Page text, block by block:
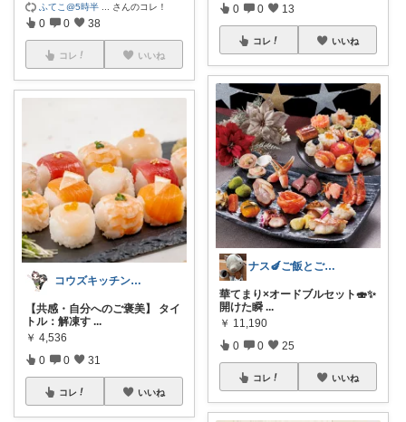
ふてこ@5時半 さんのコレ！
0 0 38
コレ いいね
コウズキッチン｜おうちごはんと便利食材
【共感・自分へのご褒美】 タイ
トル：解凍す ...
￥ 4,536
0 0 31
コレ いいね
0 0 13
コレ いいね
ナス🍆ご飯とごちそう、流行り物
華てまり×オードブルセット🍣✨
開けた瞬 ...
￥ 11,190
0 0 25
コレ いいね